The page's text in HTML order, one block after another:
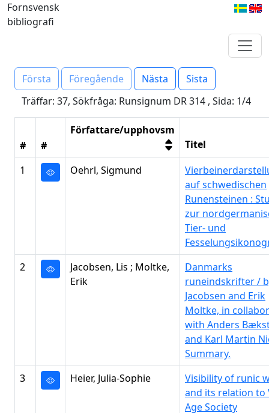
Fornsvensk
bibliografi
Första Föregående Nästa
Sista
Träffar: 37, Sökfråga: Runsignum DR 314 , Sida: 1/4
# #
Författare/upphovsm
Titel
1
Oehrl, Sigmund
auf schwedischen
Runensteinen :
zur
Tier- und
2
Jacobsen, Lis ; Moltke,
Erik
Danmarks
runeindskrifter /
Jacobsen and Erik
Moltke, in
with Anders
and Karl Martin
Summary.
3
Heier, Julia-Sophie
Visibility of runic
and its relation to
Age Society